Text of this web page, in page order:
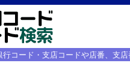
行コード・支店コードや店番、支店